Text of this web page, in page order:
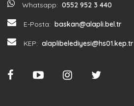
Whatsapp: 0552 952 3 440
E-Posta: baskan@alapli.bel.tr
KEP: alaplibelediyesi@hs01.kep.tr